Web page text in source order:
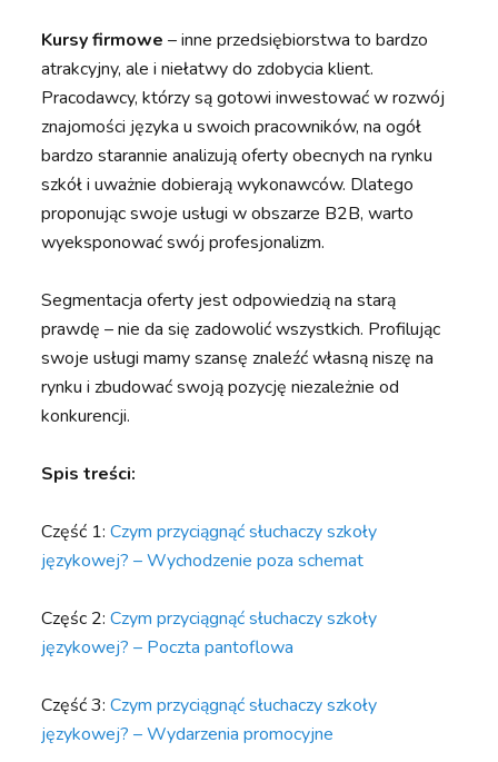
Kursy firmowe– inne przedsiębiorstwa to bardzo
atrakcyjny, ale i niełatwy do zdobycia klient.
Pracodawcy, którzy są gotowi inwestować w rozwój
znajomości języka u swoich pracowników, na ogół
bardzo starannie analizują oferty obecnych na rynku
szkół i uważnie dobierają wykonawców. Dlatego
proponując swoje usługi w obszarze B2B, warto
wyeksponować swój profesjonalizm.
Segmentacja oferty jest odpowiedzią na starą
prawdę – nie da się zadowolić wszystkich. Profilując
swoje usługi mamy szansę znaleźć własną niszę na
rynku i zbudować swoją pozycję niezależnie od
konkurencji.
Spis treści:
Część 1:Czym przyciągnąć słuchaczy szkoły
językowej? – Wychodzenie poza schemat
Częśc 2:Czym przyciągnąć słuchaczy szkoły
językowej? – Poczta pantoflowa
Część 3:Czym przyciągnąć słuchaczy szkoły
językowej? – Wydarzenia promocyjne